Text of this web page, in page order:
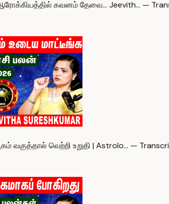
கவனம் தேவை… Jeevith… —
வகுத்தால் வெற்றி உறுதி | Astrolo… —